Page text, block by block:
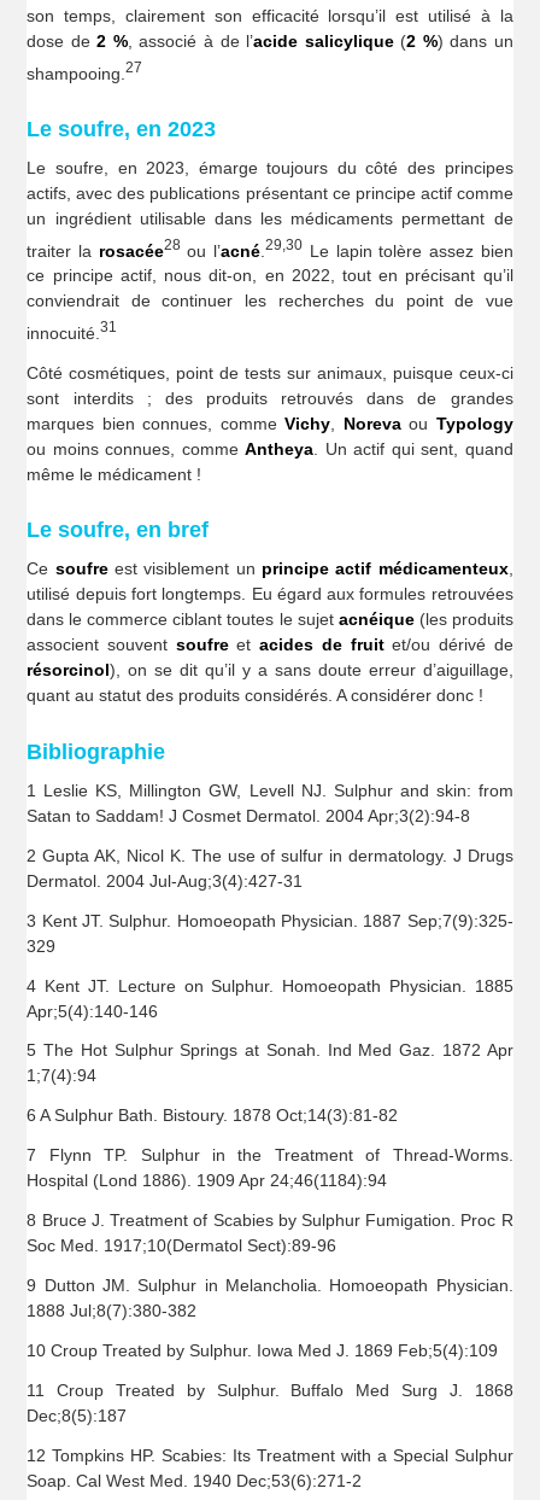
son temps, clairement son efficacité lorsqu’il est utilisé à la
dose de2 %, associé à de l’acide salicylique(2 %) dans un
shampooing.27
Le soufre, en 2023
Le soufre, en 2023, émarge toujours du côté des principes
actifs, avec des publications présentant ce principe actif comme
un ingrédient utilisable dans les médicaments permettant de
traiter la rosacée28ou l’acné .29,30 Le lapin tolère assez bien
ce principe actif, nous dit-on, en 2022, tout en précisant qu’il
conviendrait de continuer les recherches du point de vue
innocuité.31
Côté cosmétiques, point de tests sur animaux, puisque ceux-ci
sont interdits ; des produits retrouvés dans de grandes
marques bien connues, commeVichy Norevaou Typology
ou moins connues, commeAntheya . Un actif qui sent, quand
même le médicament !
Le soufre, en bref
Ce soufreest visiblement un principe actif médicamenteux,
utilisé depuis fort longtemps. Eu égard aux formules retrouvées
dans le commerce ciblant toutes le sujet acnéique(les produits
associent souvent soufreetacides de fruitet/ou dérivé de
résorcinol), on se dit qu’il y a sans doute erreur d’aiguillage,
quant au statut des produits considérés. A considérer donc !
Bibliographie
1 Leslie KS, Millington GW, Levell NJ. Sulphur and skin: from
Satan to Saddam! J Cosmet Dermatol. 2004 Apr;3(2):94-8
2 Gupta AK, Nicol K. The use of sulfur in dermatology. J Drugs
Dermatol. 2004 Jul-Aug;3(4):427-31
3 Kent JT. Sulphur. Homoeopath Physician. 1887 Sep;7(9):325-
329
4 Kent JT. Lecture on Sulphur. Homoeopath Physician. 1885
Apr;5(4):140-146
5 The Hot Sulphur Springs at Sonah. Ind Med Gaz. 1872 Apr
1;7(4):94
6 A Sulphur Bath. Bistoury. 1878 Oct;14(3):81-82
7 Flynn TP. Sulphur in the Treatment of Thread-Worms.
Hospital (Lond 1886). 1909 Apr 24;46(1184):94
8 Bruce J. Treatment of Scabies by Sulphur Fumigation. Proc R
Soc Med. 1917;10(Dermatol Sect):89-96
9 Dutton JM. Sulphur in Melancholia. Homoeopath Physician.
1888 Jul;8(7):380-382
10 Croup Treated by Sulphur. Iowa Med J. 1869 Feb;5(4):109
11 Croup Treated by Sulphur. Buffalo Med Surg J. 1868
Dec;8(5):187
12 Tompkins HP. Scabies: Its Treatment with a Special Sulphur
Soap. Cal West Med. 1940 Dec;53(6):271-2